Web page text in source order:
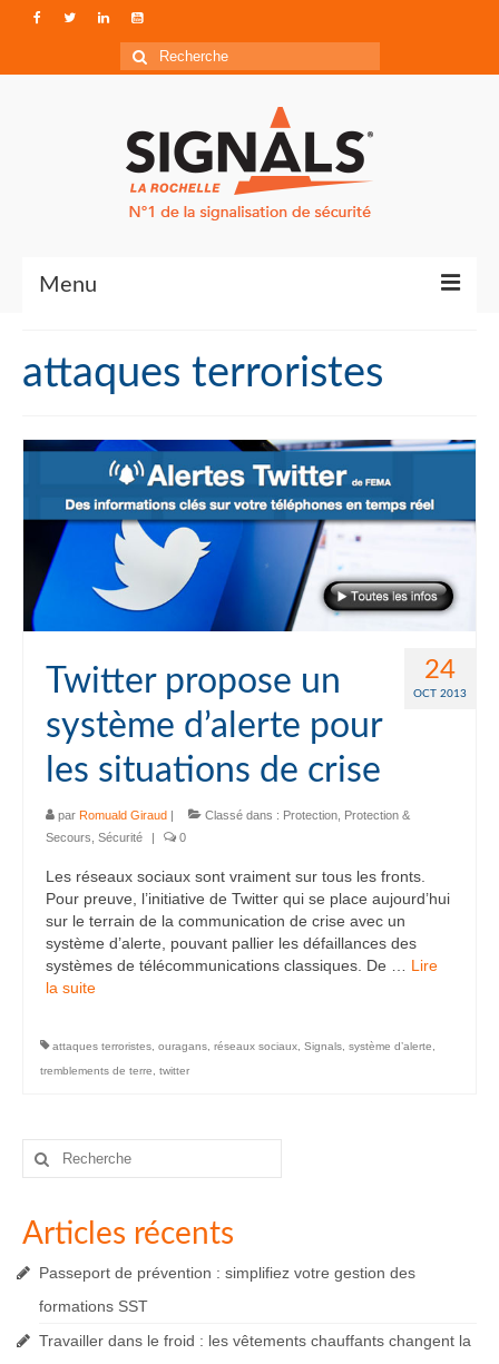
Rechercher
:
Menu
Qui sommes-nous ?
Accéder à Signals
attaques terroristes
24
OCT 2013
Twitter propose un
système d’alerte pour
les situations de crise
par Romuald Giraud | Classé dans : Protection Protection &
Secours Sécurité | 0
Les réseaux sociaux sont vraiment sur tous les fronts.
Pour preuve, l’initiative de Twitter qui se place aujourd’hui
sur le terrain de la communication de crise avec un
système d’alerte, pouvant pallier les défaillances des
systèmes de télécommunications classiques. De … Lire
la suite­­
attaques terroristes ouragans réseaux sociaux Signals système d’alerte
tremblements de terre
twitter
Rechercher
Articles récents
Passeport de prévention : simplifiez votre gestion des
formations SST
Travailler dans le froid : les vêtements chauffants changent la